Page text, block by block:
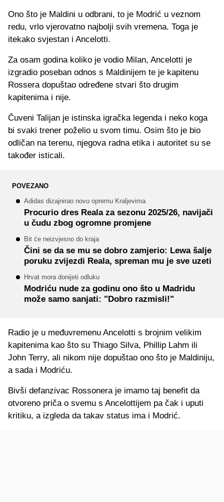
Ono što je Maldini u odbrani, to je Modrić u veznom
redu, vrlo vjerovatno najbolji svih vremena. Toga je
itekako svjestan i Ancelotti.
Za osam godina koliko je vodio Milan, Ancelotti je
izgradio poseban odnos s Maldinijem te je kapitenu
Rossera dopuštao određene stvari što drugim
kapitenima i nije.
Čuveni Talijan je istinska igračka legenda i neko koga
bi svaki trener poželio u svom timu. Osim što je bio
odličan na terenu, njegova radna etika i autoritet su se
također isticali.
POVEZANO
Adidas dizajnirao novu opremu Kraljevima
Procurio dres Reala za sezonu 2025/26, navijači
u čudu zbog ogromne promjene
Bit će neizvjesno do kraja
Čini se da se mu se dobro zamjerio: Lewa šalje
poruku zvijezdi Reala, spreman mu je sve uzeti
Hrvat mora donijeti odluku
Modriću nude za godinu ono što u Madridu
može samo sanjati: "Dobro razmisli!"
Radio je u međuvremenu Ancelotti s brojnim velikim
kapitenima kao što su Thiago Silva, Phillip Lahm ili
John Terry, ali nikom nije dopuštao ono što je Maldiniju,
a sada i Modriću.
Bivši defanzivac Rossonera je imamo taj benefit da
otvoreno priča o svemu s Ancelottijem pa čak i uputi
kritiku, a izgleda da takav status ima i Modrić.